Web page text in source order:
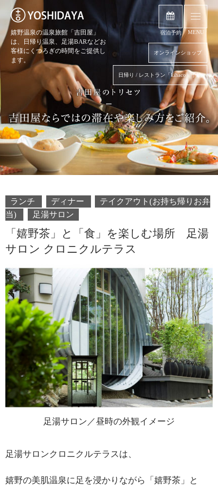
嬉野温泉の温泉旅館「吉田屋」
は、日帰り温泉、 足湯BARなどお
客様にくつろぎの時間をご提供し
ます。
オンラインショップ
日帰り / レストラン「kihaco」予約
宿泊予約 MENU
ランチ ディナー
テイクアウト(お持ち帰りお弁
当)
足湯サロン
「嬉野茶」と「食」を楽しむ場所 足湯
サロン クロニクルテラス
足湯サロン／昼時の外観イメージ
足湯サロンクロニクルテラスは、
嬉野の美肌温泉に足を浸かりながら「嬉野茶」と